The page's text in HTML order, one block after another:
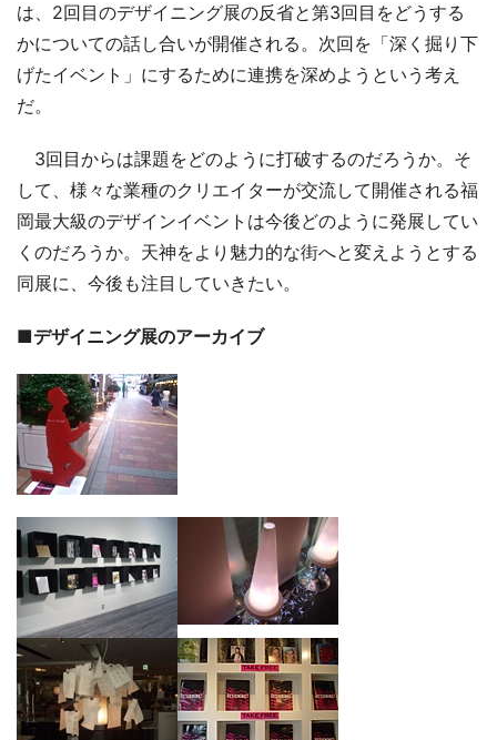
は、2回目のデザイニング展の反省と第3回目をどうする
かについての話し合いが開催される。次回を「深く掘り下
げたイベント」にするために連携を深めようという考え
だ。
3回目からは課題をどのように打破するのだろうか。そ
して、様々な業種のクリエイターが交流して開催される福
岡最大級のデザインイベントは今後どのように発展してい
くのだろうか。天神をより魅力的な街へと変えようとする
同展に、今後も注目していきたい。
■デザイニング展のアーカイブ